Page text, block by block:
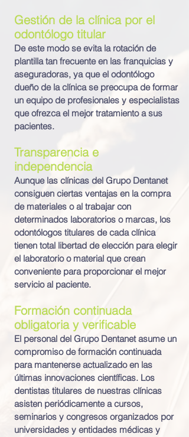
Nuestros
Gestión de la clínica por el
odontólogo titular
De este modo se evita la rotación de
plantilla tan frecuente en las franquicias y
aseguradoras, ya que el odontólogo
dueño de la clínica se preocupa de formar
un equipo de profesionales y especialistas
que ofrezca el mejor tratamiento a sus
pacientes.
Transparencia e
independencia
Aunque las clínicas del Grupo Dentanet
consiguen ciertas ventajas en la compra
de materiales o al trabajar con
determinados laboratorios o marcas, los
odontólogos titulares de cada clínica
tienen total libertad de elección para elegir
el laboratorio o material que crean
conveniente para proporcionar el mejor
servicio al paciente.
Formación continuada
obligatoria y verificable
El personal del Grupo Dentanet asume un
compromiso de formación continuada
para mantenerse actualizado en las
últimas innovaciones científicas. Los
dentistas titulares de nuestras clínicas
asisten periódicamente a cursos,
seminarios y congresos organizados por
universidades y entidades médicas y